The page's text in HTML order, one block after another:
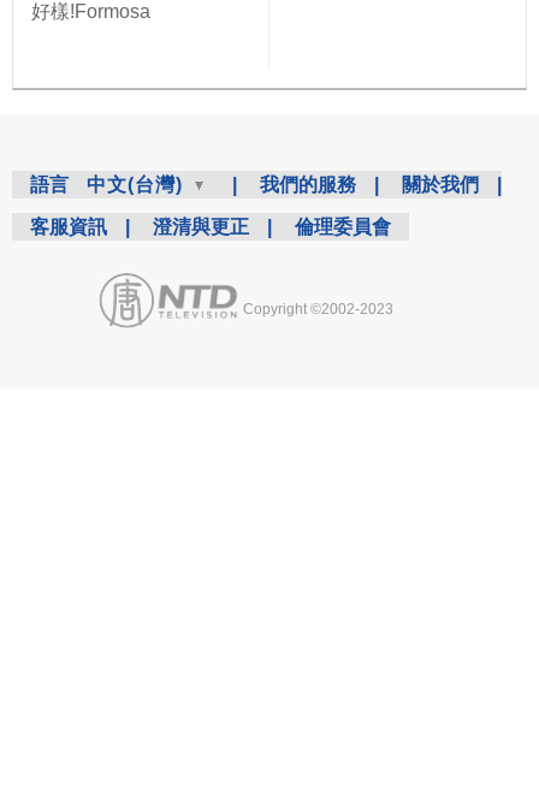
好樣!Formosa
語言 中文(台灣) 我們的服務 關於我們
客服資訊 澄清與更正 倫理委員會
Copyright ©2002-2023